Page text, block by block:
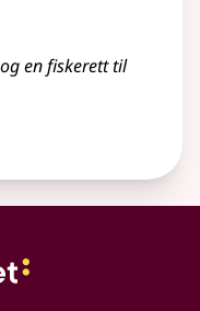
en fiskerett til